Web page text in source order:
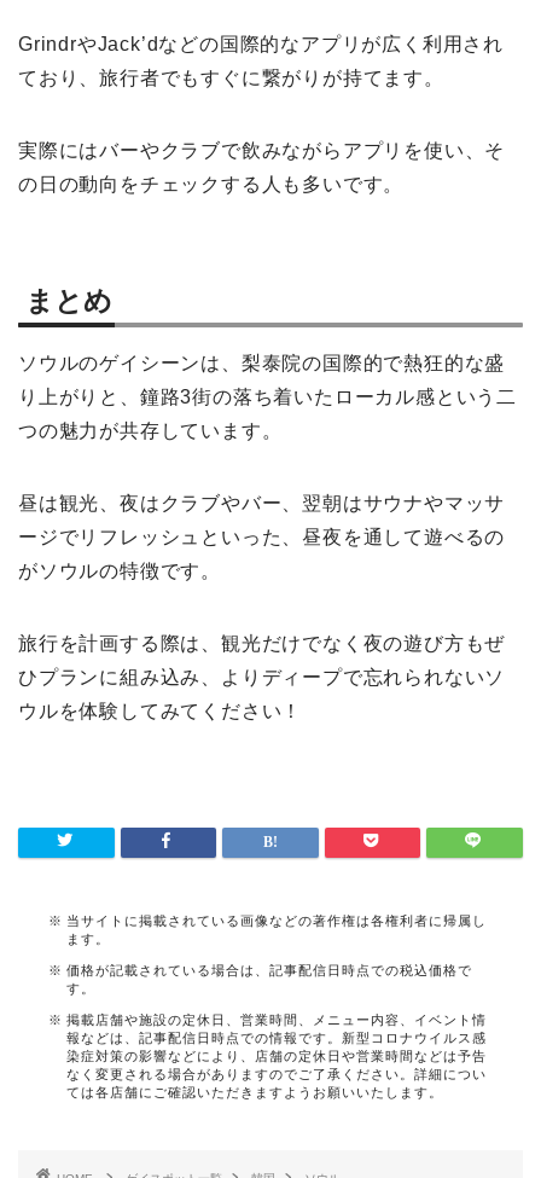
GrindrやJack’dなどの国際的なアプリが広く利用され
ており、旅行者でもすぐに繋がりが持てます。
実際にはバーやクラブで飲みながらアプリを使い、そ
の日の動向をチェックする人も多いです。
まとめ
ソウルのゲイシーンは、梨泰院の国際的で熱狂的な盛
り上がりと、鐘路3街の落ち着いたローカル感という二
つの魅力が共存しています。
昼は観光、夜はクラブやバー、翌朝はサウナやマッサ
ージでリフレッシュといった、昼夜を通して遊べるの
がソウルの特徴です。
旅行を計画する際は、観光だけでなく夜の遊び方もぜ
ひプランに組み込み、よりディープで忘れられないソ
ウルを体験してみてください！
当サイトに掲載されている画像などの著作権は各権利者に帰属し
ます。
価格が記載されている場合は、記事配信日時点での税込価格で
す。
掲載店舗や施設の定休日、営業時間、メニュー内容、イベント情
報などは、記事配信日時点での情報です。新型コロナウイルス感
染症対策の影響などにより、店舗の定休日や営業時間などは予告
なく変更される場合がありますのでご了承ください。詳細につい
ては各店舗にご確認いただきますようお願いいたします。